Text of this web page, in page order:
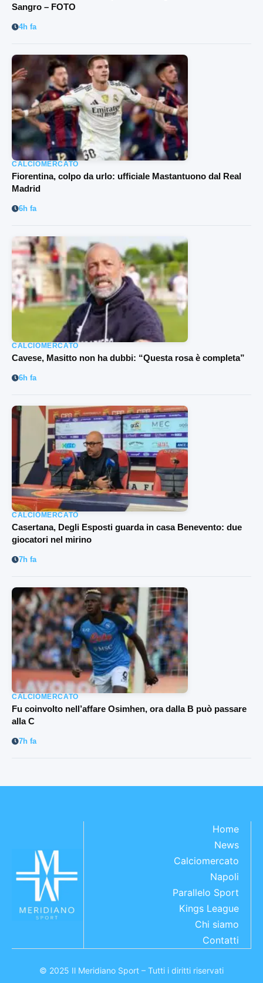
Sangro – FOTO
4h fa
CALCIOMERCATO
Fiorentina, colpo da urlo: ufficiale Mastantuono dal Real
Madrid
6h fa
CALCIOMERCATO
Cavese, Masitto non ha dubbi: “Questa rosa è completa”
6h fa
CALCIOMERCATO
Casertana, Degli Esposti guarda in casa Benevento: due
giocatori nel mirino
7h fa
CALCIOMERCATO
Fu coinvolto nell’affare Osimhen, ora dalla B può passare
alla C
7h fa
Home
News
Calciomercato
Napoli
Parallelo Sport
Kings League
Chi siamo
Contatti
© 2025 Il Meridiano Sport – Tutti i diritti riservati